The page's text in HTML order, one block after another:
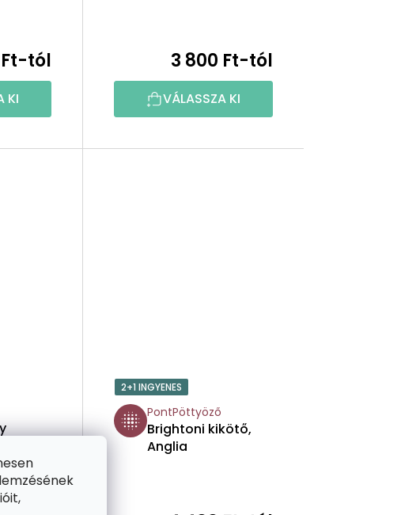
E
Z
É
S
tól
KI
3 800 Ft-tól
VÁLASSZA KI
2+1 INGYENES
PontPöttyöző
Brightoni kikötő,
Anglia